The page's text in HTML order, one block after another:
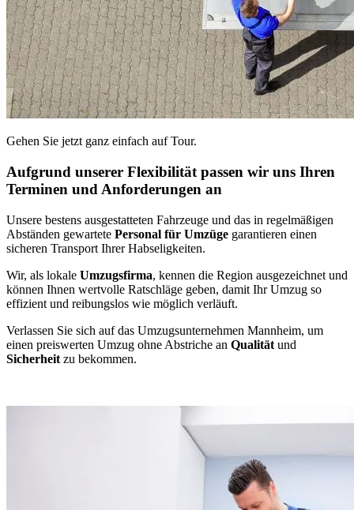
Gehen Sie jetzt ganz einfach auf Tour.
Aufgrund unserer Flexibilität passen wir uns Ihren
Terminen und Anforderungen an
Unsere bestens ausgestatteten Fahrzeuge und das in regelmäßigen
Abständen gewartete Personal für Umzüge garantieren einen
sicheren Transport Ihrer Habseligkeiten.
Wir, als lokale Umzugsfirma, kennen die Region ausgezeichnet und
können Ihnen wertvolle Ratschläge geben, damit Ihr Umzug so
effizient und reibungslos wie möglich verläuft.
Verlassen Sie sich auf das Umzugsunternehmen Mannheim, um
einen preiswerten Umzug ohne Abstriche an Qualität und
Sicherheit zu bekommen.